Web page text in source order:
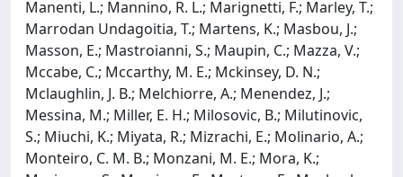
Manenti, L.; Mannino, R. L.; Marignetti, F.; Marley, T.;
Marrodan Undagoitia, T.; Martens, K.; Masbou, J.;
Masson, E.; Mastroianni, S.; Maupin, C.; Mazza, V.;
Mccabe, C.; Mccarthy, M. E.; Mckinsey, D. N.;
Mclaughlin, J. B.; Melchiorre, A.; Menendez, J.;
Messina, M.; Miller, E. H.; Milosovic, B.; Milutinovic,
S.; Miuchi, K.; Miyata, R.; Mizrachi, E.; Molinario, A.;
Monteiro, C. M. B.; Monzani, M. E.; Mora, K.;